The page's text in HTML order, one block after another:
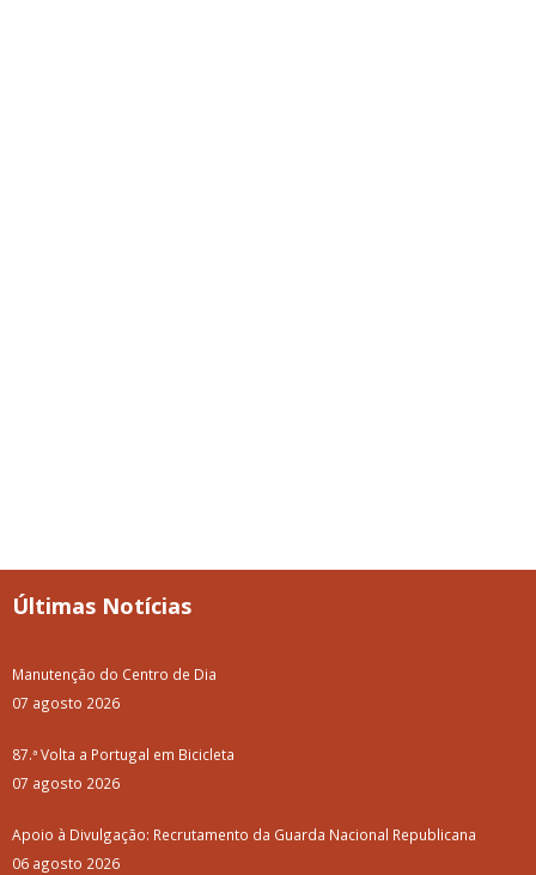
Últimas Notícias
Manutenção do Centro de Dia
07 agosto 2026
87.ª Volta a Portugal em Bicicleta
07 agosto 2026
Apoio à Divulgação: Recrutamento da Guarda Nacional Republicana
06 agosto 2026